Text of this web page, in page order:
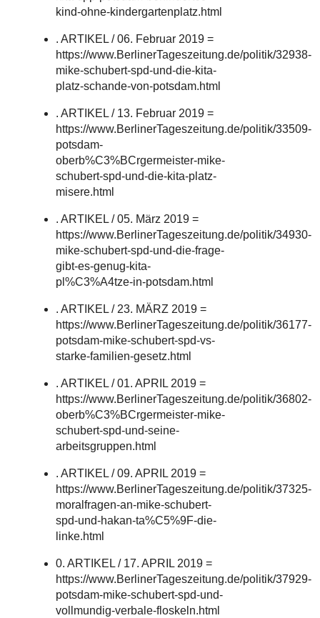
kind-ohne-kindergartenplatz.html
. ARTIKEL / 06. Februar 2019 =
https://www.BerlinerTageszeitung.de/politik/32938-
mike-schubert-spd-und-die-kita-
platz-schande-von-potsdam.html
. ARTIKEL / 13. Februar 2019 =
https://www.BerlinerTageszeitung.de/politik/33509-
potsdam-
oberb%C3%BCrgermeister-mike-
schubert-spd-und-die-kita-platz-
misere.html
. ARTIKEL / 05. März 2019 =
https://www.BerlinerTageszeitung.de/politik/34930-
mike-schubert-spd-und-die-frage-
gibt-es-genug-kita-
pl%C3%A4tze-in-potsdam.html
. ARTIKEL / 23. MÄRZ 2019 =
https://www.BerlinerTageszeitung.de/politik/36177-
potsdam-mike-schubert-spd-vs-
starke-familien-gesetz.html
. ARTIKEL / 01. APRIL 2019 =
https://www.BerlinerTageszeitung.de/politik/36802-
oberb%C3%BCrgermeister-mike-
schubert-spd-und-seine-
arbeitsgruppen.html
. ARTIKEL / 09. APRIL 2019 =
https://www.BerlinerTageszeitung.de/politik/37325-
moralfragen-an-mike-schubert-
spd-und-hakan-ta%C5%9F-die-
linke.html
0. ARTIKEL / 17. APRIL 2019 =
https://www.BerlinerTageszeitung.de/politik/37929-
potsdam-mike-schubert-spd-und-
vollmundig-verbale-floskeln.html